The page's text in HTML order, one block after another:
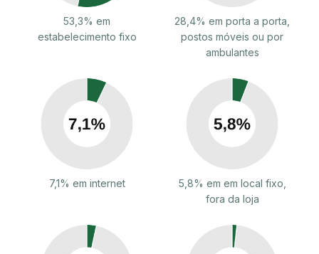
53,3% em
estabelecimento fixo
28,4% em porta a porta,
postos móveis ou por
ambulantes
7,1% em internet
5,8% em em local fixo,
fora da loja